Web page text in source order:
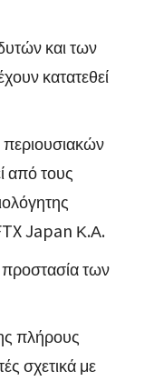
και των
κατατεθεί
από τους
Japan Κ.Α.
των
πλήρους
σχετικά με